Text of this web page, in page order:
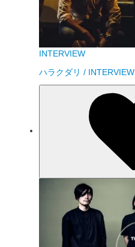
INTERVIEW
ハラクダリ / INTERVIEW